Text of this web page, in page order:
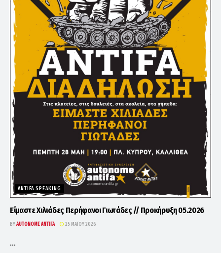
ANTIFA SPEAKING
Είμαστε Χιλιάδες Περήφανοι Γιωτάδες // Προκήρυξη 05.2026
BYAUTONOME ANTIFA 25 ΜΑΪ́ΟΥ 2026
...